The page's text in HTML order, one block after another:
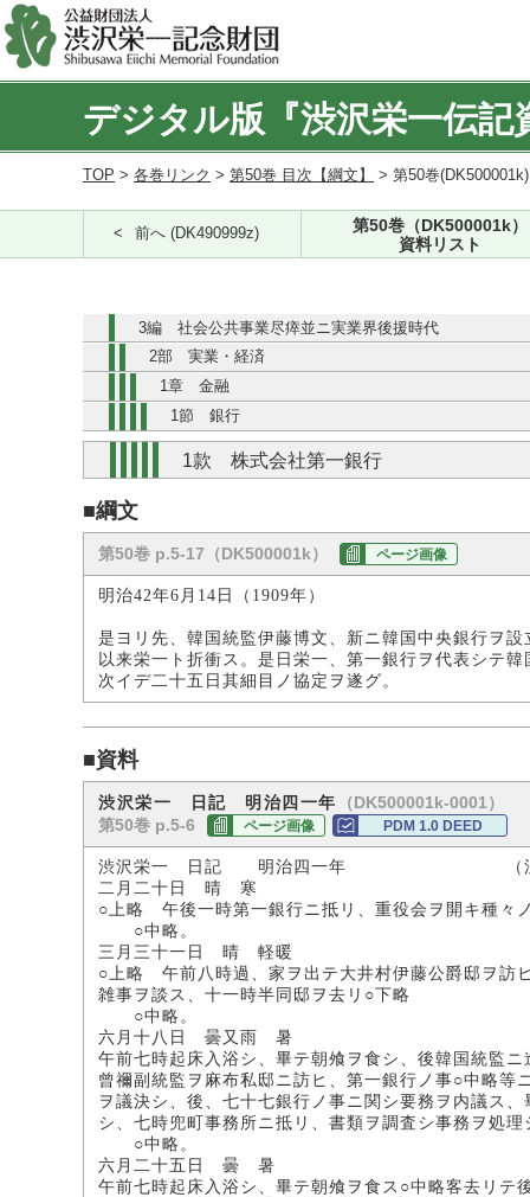
デジタル版『渋沢栄一伝記
TOP > 各巻リンク > 第50巻 目次【綱文】 > 第50巻
前へ (DK490999z)
第50巻（DK500001k）
資料リスト
3編 社会公共事業尽瘁並ニ実業界後援時代
2部 実業・経済
1章 金融
1節 銀行
1款 株式会社第一銀行
■綱文
第50巻 p.5-17（DK500001k） ページ画像
明治42年6月14日（1909年）
是ヨリ先、韓国統監伊藤博文、新ニ韓国中央銀行ヲ
以来栄一ト折衝ス。是日栄一、第一銀行ヲ代表シテ
次イデ二十五日其細目ノ協定ヲ遂グ。
■資料
渋沢栄一 日記 明治四一年
（DK500001k-0001）
第50巻 p.5-6
ページ画像 PDM 1.0 DEED
渋沢栄一 日記 明治四一年 （渋沢
二月二十日 晴 寒
○上略 午後一時第一銀行ニ抵リ、重役会ヲ開キ種々
○中略。
三月三十一日 晴 軽暖
○上略 午前八時過、家ヲ出テ大井村伊藤公爵邸ヲ訪
雑事ヲ談ス、十一時半同邸ヲ去リ○下略
○中略。
六月十八日 曇又雨 暑
午前七時起床入浴シ、畢テ朝飧ヲ食シ、後韓国統監
曾禰副統監ヲ麻布私邸ニ訪ヒ、第一銀行ノ事○中略
ヲ議決シ、後、七十七銀行ノ事ニ関シ要務ヲ内議ス
シ、七時兜町事務所ニ抵リ、書類ヲ調査シ事務ヲ処
○中略。
六月二十五日 曇 暑
午前七時起床入浴シ、畢テ朝飧ヲ食ス○中略客去リテ